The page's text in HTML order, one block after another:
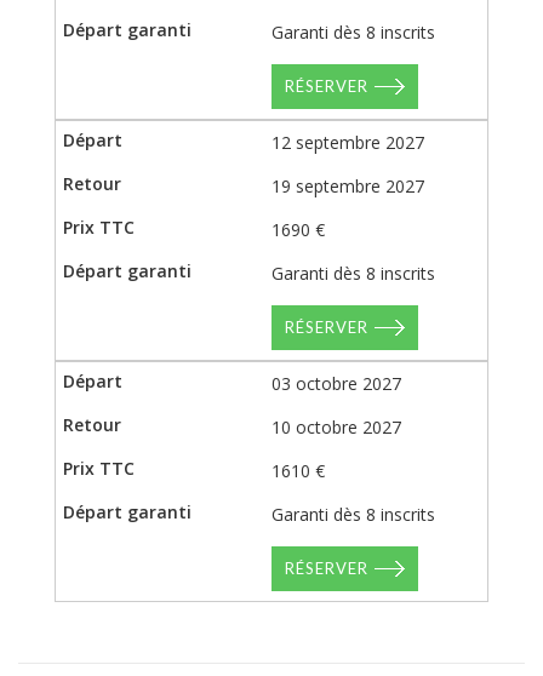
Garanti dès 8 inscrits
RÉSERVER
12 septembre 2027
19 septembre 2027
1690 €
Garanti dès 8 inscrits
RÉSERVER
03 octobre 2027
10 octobre 2027
1610 €
Garanti dès 8 inscrits
RÉSERVER